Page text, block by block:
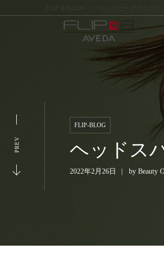
FLIP B AVEDA（フリップビー アヴェダ）
FLIP-BLOG
ヘッドス
2022年2月26日 by Beauty
PREV